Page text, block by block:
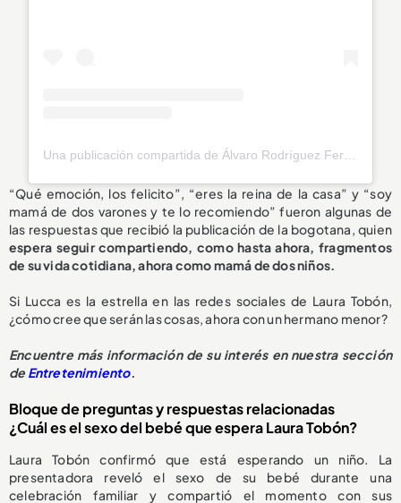
“Qué emoción, los felicito”, “eres la reina de la casa” y “soy
mamá de dos varones y te lo recomiendo” fueron algunas de
las respuestas que recibió la publicación de la bogotana, quien
espera seguir compartiendo, como hasta ahora, fragmentos
de su vida cotidiana, ahora como mamá de dos niños.
Si Lucca es la estrella en las redes sociales de Laura Tobón,
¿cómo cree que serán las cosas, ahora con un hermano menor?
Encuentre más información de su interés en nuestra sección
deEntretenimiento.
Bloque de preguntas y respuestas relacionadas
¿Cuál es el sexo del bebé que espera Laura Tobón?
Laura Tobón confirmó que está esperando un niño. La
presentadora reveló el sexo de su bebé durante una
celebración familiar y compartió el momento con sus